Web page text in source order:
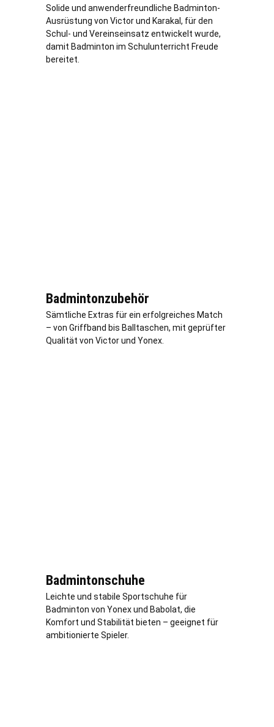
Solide und anwenderfreundliche Badminton-
Ausrüstung von Victor und Karakal, für den
Schul- und Vereinseinsatz entwickelt wurde,
damit Badminton im Schulunterricht Freude
bereitet.
Badmintonzubehör
Sämtliche Extras für ein erfolgreiches Match
– von Griffband bis Balltaschen, mit geprüfter
Qualität von Victor und Yonex.
Badmintonschuhe
Leichte und stabile Sportschuhe für
Badminton von Yonex und Babolat, die
Komfort und Stabilität bieten – geeignet für
ambitionierte Spieler.